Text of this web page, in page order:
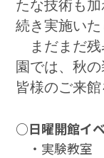
たな技術も
続き実施
まだまだ残
園では、秋
皆様のご来
○日曜開館イ
・実験教室